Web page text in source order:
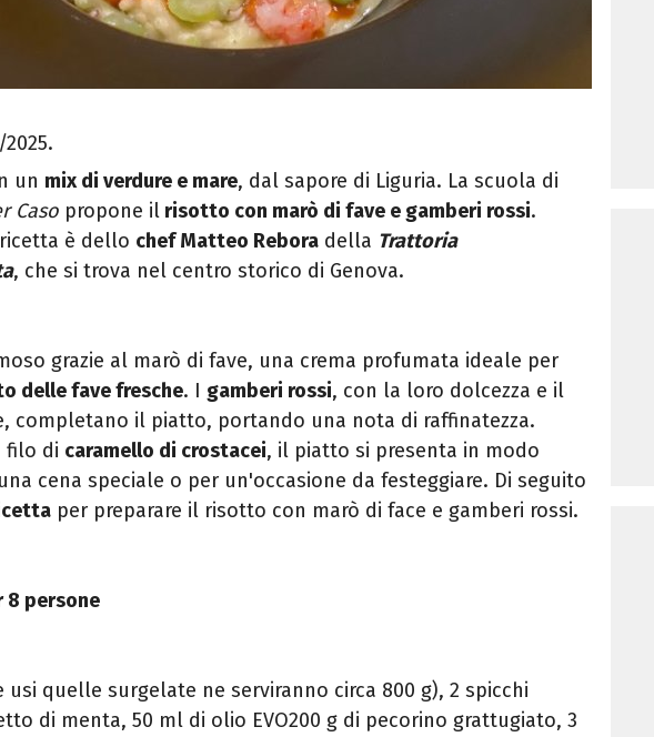
un mix di verdure e mare, dal sapore di Liguria. La scuola di
Caso propone il risotto con marò di fave e gamberi rossi.
è dello chef Matteo Rebora della Trattoria
, che si trova nel centro storico di Genova.
grazie al marò di fave, una crema profumata ideale per
delle fave fresche. I gamberi rossi, con la loro dolcezza e il
completano il piatto, portando una nota di raffinatezza.
filo di caramello di crostacei, il piatto si presenta in modo
cena speciale o per un'occasione da festeggiare. Di seguito
per preparare il risotto con marò di face e gamberi rossi.
8 persone
usi quelle surgelate ne serviranno circa 800 g), 2 spicchi
di menta, 50 ml di olio EVO200 g di pecorino grattugiato, 3